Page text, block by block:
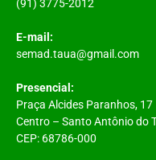
(91) 3775-2012
E-mail:
semad.taua@gmail.com
Presencial:
Praça Alcides Paranhos, 17
Centro – Santo Antônio do
CEP: 68786-000